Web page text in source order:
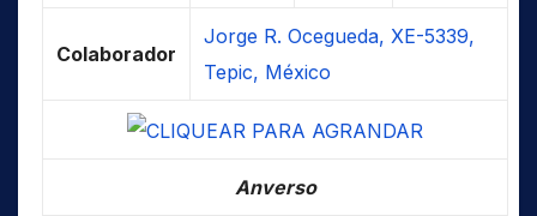
Colaborador
Jorge R. Ocegueda, XE-5339,
Tepic, México
Anverso